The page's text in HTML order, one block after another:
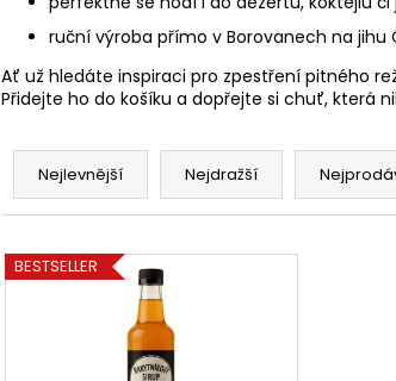
ruční výroba přímo v Borovanech na jihu
Ať už hledáte inspiraci pro zpestření pitného
Přidejte ho do košíku a dopřejte si chuť, která
Ř
z
n
Nejlevnější Nejdražší
V
ýBESTSELLER